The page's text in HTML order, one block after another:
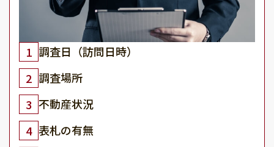
1 調査日（訪問日時）
2 調査場所
3 不動産状況
4 表札の有無